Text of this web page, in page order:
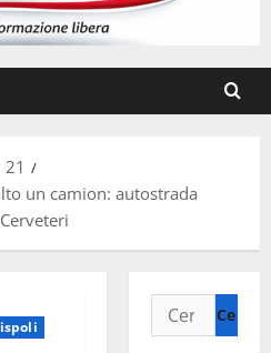
21
un camion: autostrada
Ricerca
per: